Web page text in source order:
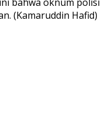
(Kamaruddin Hafid)